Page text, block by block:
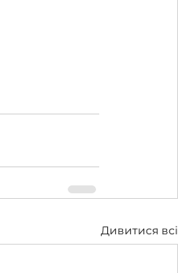
Дивитися всі